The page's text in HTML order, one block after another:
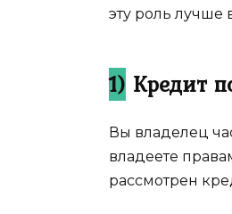
эту роль лучше
1) Кредит
Вы владелец
владеете
рассмотрен